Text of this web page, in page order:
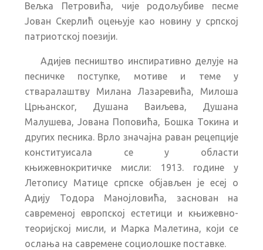
Вељка Петровића, чије родољубиве песме
Јован Скерлић оцењује као новину у српској
патриотској поезији.
Адијев песништво инспиративно делује на
песничке поступке, мотиве и теме у
стваралаштву Милана Лазаревића, Милоша
Црњанског, Душана Ваиљева, Душана
Малушева, Јована Поповића, Бошка Токина и
других песника. Врло значајна раван рецепције
конституисала се у области
књижевнокритичке мисли: 1913. године у
Летопису Матице српске објављен је есеј о
Адију Тодора Манојловића, заснован на
савременој европској естетици и књижевно-
теоријској мисли, и Марка Малетина, који се
ослања на савремене социолошке поставке.